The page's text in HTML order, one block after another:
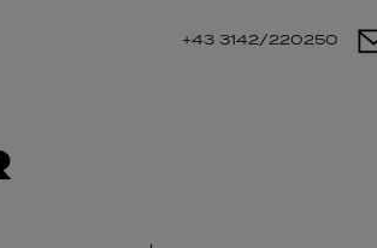
+43 3142/220250